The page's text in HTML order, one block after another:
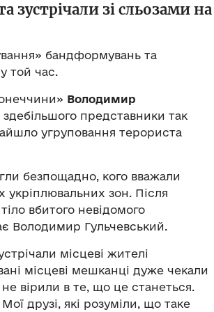
зустрічали зі сльозами на
бандформувань та
той час.
Володимир
представники так
угруповання терориста
безпощадно, кого вважали
укріплювальних зон. Після
вбитого невідомого
Володимир Гульчевський.
місцеві жителі
місцеві мешканці дуже чекали
не вірили в те, що це станеться.
друзі, які розуміли, що таке